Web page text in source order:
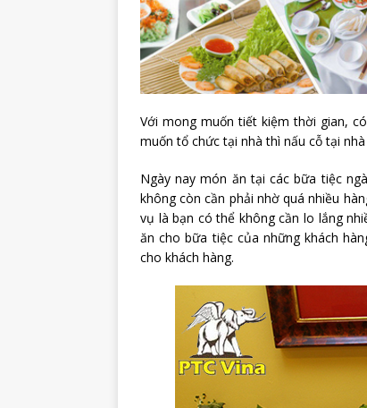
Với mong muốn tiết kiệm thời gian,
muốn tổ chức tại nhà thì nấu cỗ tại
Ngày nay món ăn tại các bữa tiệc
không còn cần phải nhờ quá nhiều
vụ là bạn có thể không cần lo lắng
ăn cho bữa tiệc của những khách
cho khách hàng.